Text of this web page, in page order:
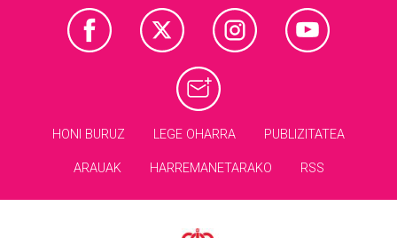
HONI BURUZ LEGE OHARRA PUBLIZITATEA
ARAUAK HARREMANETARAKO RSS